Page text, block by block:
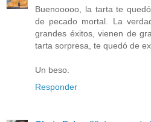
Buenooooo, la tarta te
de pecado mortal. La
grandes éxitos, vienen de
tarta sorpresa, te quedó de
Un beso.
Responder